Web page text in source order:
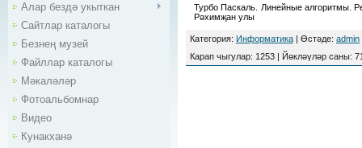
Алар бездә укыткан
Сайтлар каталогы
Безнең музей
Файллар каталогы
Мәкаләләр
Фотоальбомнар
Видео
Кунакханә
Турбо Паскаль. Линейные алгоритмы.
Рәхимҗан улы
Категория: Информатика Өстәде: admin
Карап чыгулар: 1253 Йөкләүләр саны: